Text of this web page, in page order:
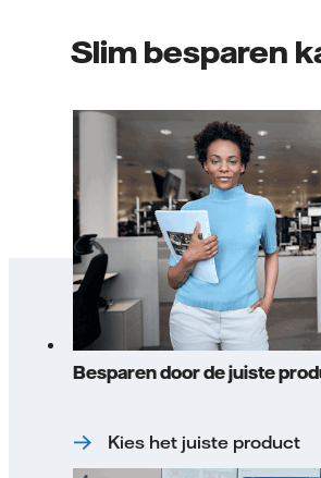
Slim besparen
Besparen door de juiste
Kies het juiste product